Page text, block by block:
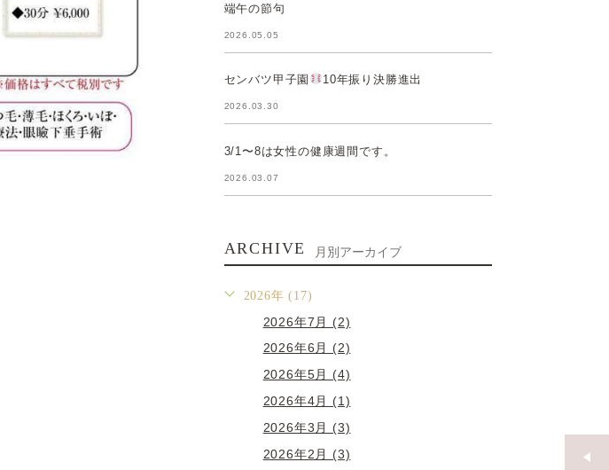
端午の節句
2026.05.05
センバツ甲子園 10年振り決勝進出
2026.03.30
3/1〜8は女性の健康週間です。
2026.03.07
ARCHIVE 月別アーカイブ
2026年 (17)
2026年7月 (2)
2026年6月 (2)
2026年5月 (4)
2026年4月 (1)
2026年3月 (3)
2026年2月 (3)